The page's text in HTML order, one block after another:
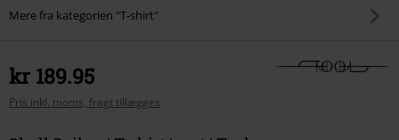
Mere fra kategorien "T-shirt"
kr 189.95
Pris inkl. moms, fragt tillægges